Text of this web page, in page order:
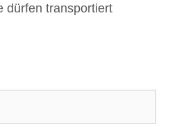
dürfen transportiert